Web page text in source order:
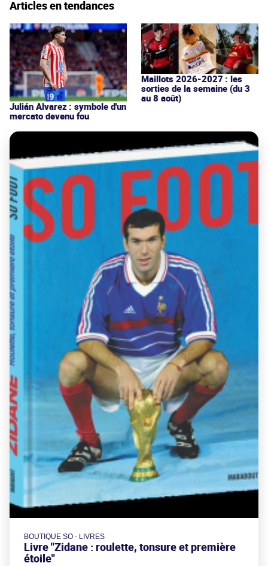
Articles en tendances
Julián Alvarez : symbole d'un
mercato devenu fou
Maillots 2026-2027 : les
sorties de la semaine (du 3
au 8 août)
BOUTIQUE SO - LIVRES
Livre "Zidane : roulette, tonsure et première
étoile"